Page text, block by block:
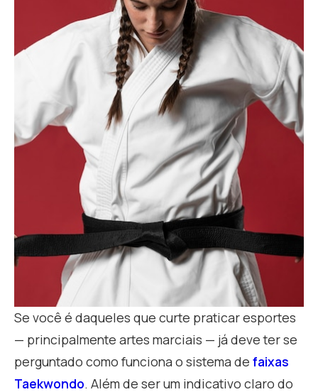
Se você é daqueles que curte praticar esportes
— principalmente artes marciais — já deve ter se
perguntado como funciona o sistema de faixas
Taekwondo. Além de ser um indicativo claro do